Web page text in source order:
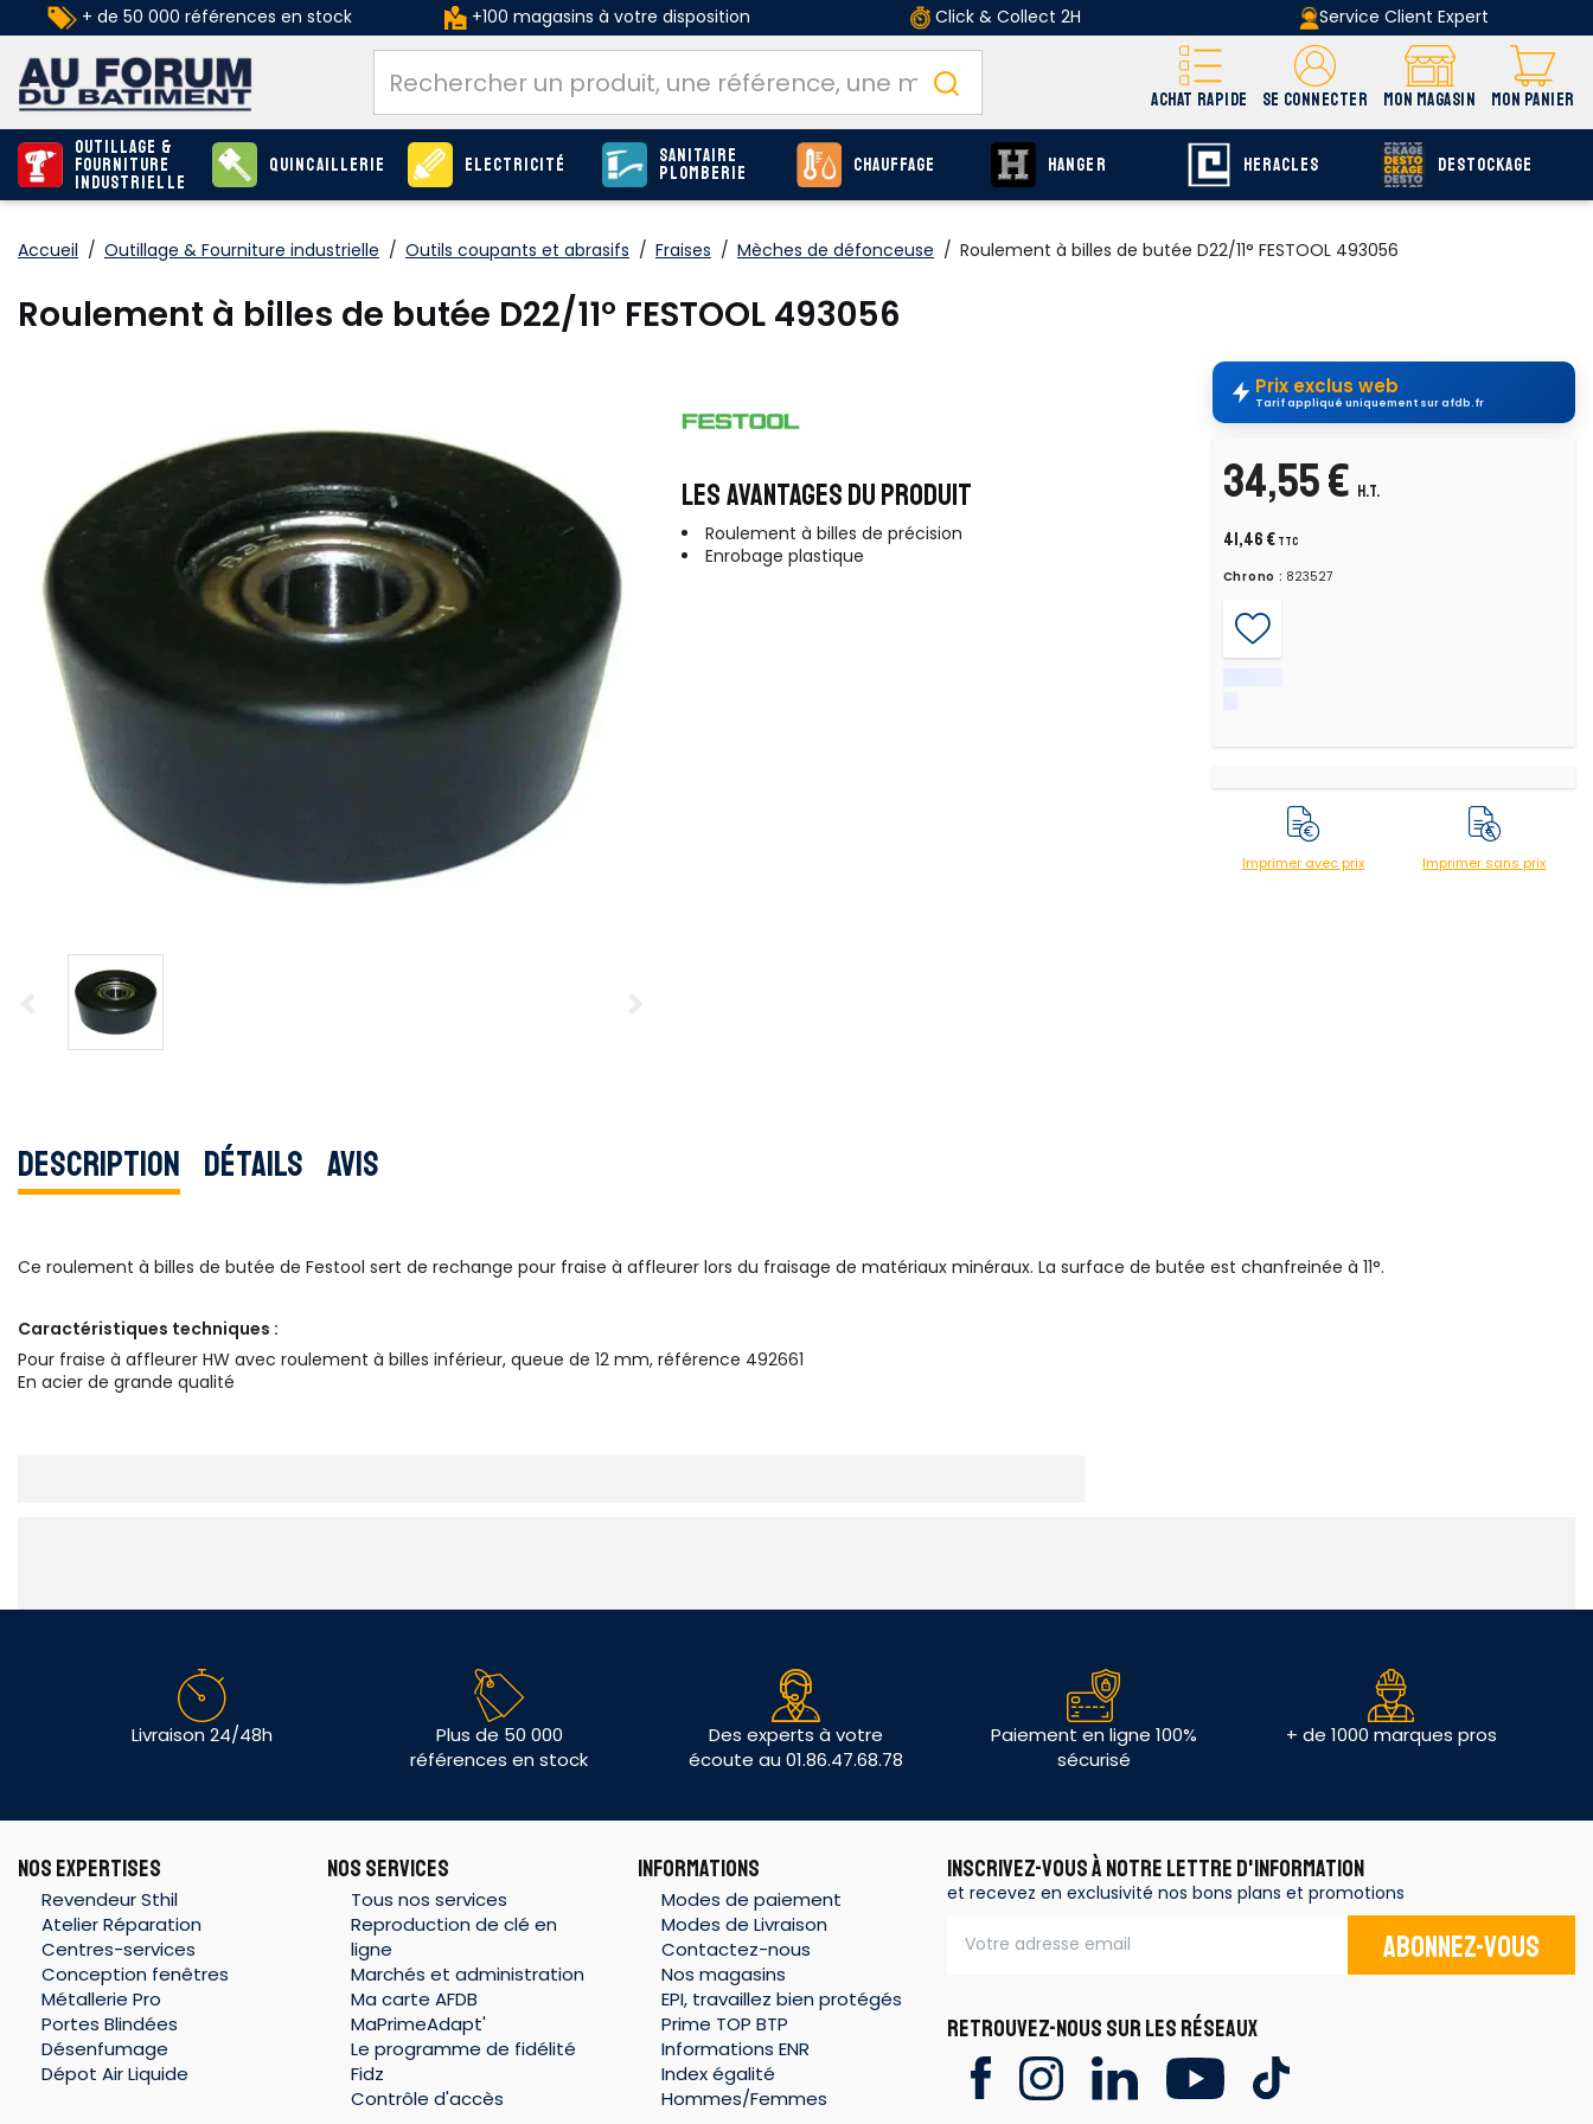
+ de 50 000 références en stock +100 magasins à votre disposition Click & Collect 2H Service Client Expert
ACHAT RAPIDE SE CONNECTER MON MAGASIN MON PANIER
Outillage &
Fourniture
industrielle
Quincaillerie Electricité Sanitaire
Plomberie Chauffage HANGER HERACLES DESTOCKAGE
Accueil / Outillage & Fourniture industrielle / Outils coupants et abrasifs / Fraises / Mèches de défonceuse / Roulement à billes de butée D22/11° FESTOOL 493056
Roulement à billes de butée D22/11° FESTOOL 493056
LES AVANTAGES DU PRODUIT
Roulement à billes de précision
Enrobage plastique
Prix exclus web
Tarif appliqué uniquement sur afdb.fr
34,55 € H.T.
41,46 € TTC
Chrono : 823527
Imprimer avec prix Imprimer sans prix
Description Détails Avis
Ce roulement à billes de butée de Festool sert de rechange pour fraise à affleurer lors du fraisage de matériaux minéraux. La surface de butée est chanfreinée à 11°.
Caractéristiques techniques :
Pour fraise à affleurer HW avec roulement à billes inférieur, queue de 12 mm, référence 492661
En acier de grande qualité
Livraison 24/48h
Plus de 50 000
références en stock
Des experts à votre
écoute au 01.86.47.68.78
Paiement en ligne 100%
sécurisé
+ de 1000 marques pros
NOS EXPERTISES
Revendeur Sthil
Atelier Réparation
Centres-services
Conception fenêtres
Métallerie Pro
Portes Blindées
Désenfumage
Dépot Air Liquide
NOS SERVICES
Tous nos services
Reproduction de clé en
ligne
Marchés et administration
Ma carte AFDB
MaPrimeAdapt'
Le programme de fidélité
Fidz
Contrôle d'accès
INFORMATIONS
Modes de paiement
Modes de Livraison
Contactez-nous
Nos magasins
EPI, travaillez bien protégés
Prime TOP BTP
Informations ENR
Index égalité
Hommes/Femmes
INSCRIVEZ-VOUS À NOTRE LETTRE D'INFORMATION
et recevez en exclusivité nos bons plans et promotions
Abonnez-vous
RETROUVEZ-NOUS SUR LES RÉSEAUX